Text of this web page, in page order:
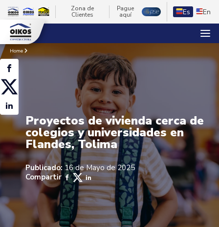
Zona de
Clientes
Pague
aquí
Es En
Home
Proyectos de vivienda cerca de
colegios y universidades en
Flandes, Tolima
Publicado: 16 de Mayo de 2025
Compartir